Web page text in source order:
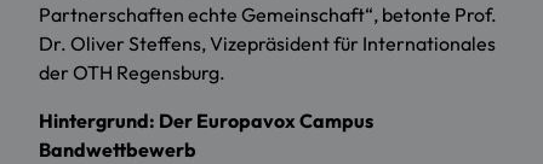
Partnerschaften echte Gemeinschaft“, betonte Prof.
Dr. Oliver Steffens, Vizepräsident für Internationales
der OTH Regensburg.
Hintergrund: Der Europavox Campus
Bandwettbewerb